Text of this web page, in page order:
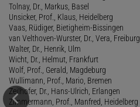
Tolnay, Dr., Markus, Basel
Unsicker, Prof., Klaus, Heidelberg
Vaas, Rüdiger, Bietigheim-Bissingen
van Velthoven-Wurster, Dr., Vera, Freiburg
Walter, Dr., Henrik, Ulm
Wicht, Dr., Helmut, Frankfurt
Wolf, Prof., Gerald, Magdeburg
Wullimann, Prof., Mario, Bremen
Zeilhofer, Dr., Hans-Ulrich, Erlangen
Zimmermann, Prof., Manfred, Heidelberg